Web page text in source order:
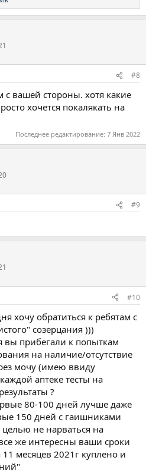
#8
вашей стороны. хотя какие
хочется покалякать на
Последнее редактирование: 7 Янв 2022
#9
#10
хочу обратиться к ребятам с
созерцания )))
вы прибегали к попыткам
на наличие/отсутствие
мочу (имею ввиду
аптеке тесты на
?
80-100 дней лучше даже
150 дней с гаишниками
не нарваться на
же интересны ваши сроки
11 месяцев 2021г куплено и